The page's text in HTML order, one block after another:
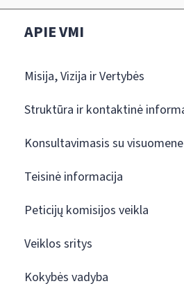
APIE VMI
Misija, Vizija ir Vertybės
Struktūra ir kontaktinė
Konsultavimasis su visuomene
Teisinė informacija
Peticijų komisijos veikla
Veiklos sritys
Kokybės vadyba